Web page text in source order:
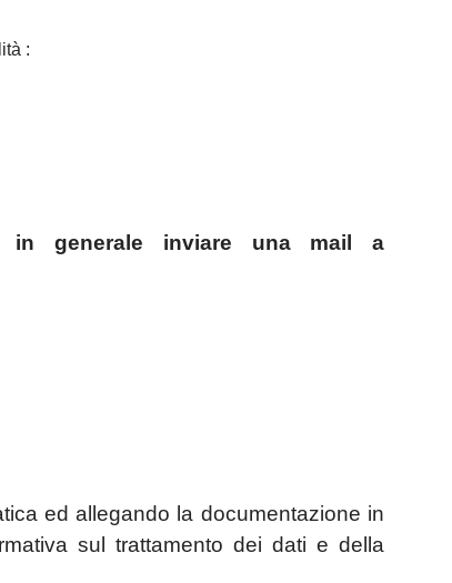
:
generale inviare una mail a
ed allegando la documentazione in
sul trattamento dei dati e della